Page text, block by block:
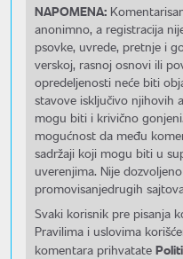
NAPOMENA:
anonimno, a registracija
psovke, uvrede, pretnje i
verskoj, rasnoj osnovi ili
opredeljenosti neće biti
stavove isključivo njihovih
mogu biti i krivično
mogućnost da među
sadržaji koji mogu biti u
uverenjima. Nije
promovisanjedrugih
Svaki korisnik pre pisanja
Pravilima i uslovima
komentara prihvatate